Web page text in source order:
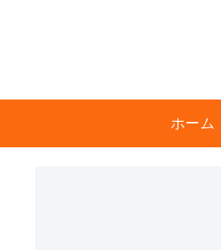
ホーム